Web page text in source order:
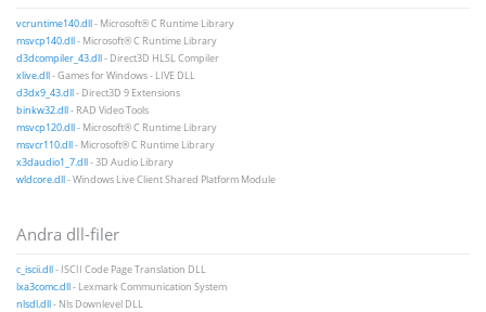
vcruntime140.dll- Microsoft® C Runtime Library
msvcp140.dll- Microsoft® C Runtime Library
d3dcompiler_43.dll- Direct3D HLSL Compiler
xlive.dll- Games for Windows - LIVE DLL
d3dx9_43.dll- Direct3D 9 Extensions
binkw32.dll- RAD Video Tools
msvcp120.dll- Microsoft® C Runtime Library
msvcr110.dll- Microsoft® C Runtime Library
x3daudio1_7.dll- 3D Audio Library
wldcore.dll- Windows Live Client Shared Platform Module
Andra dll-filer
c_iscii.dll- ISCII Code Page Translation DLL
lxa3comc.dll- Lexmark Communication System
nlsdl.dll- Nls Downlevel DLL